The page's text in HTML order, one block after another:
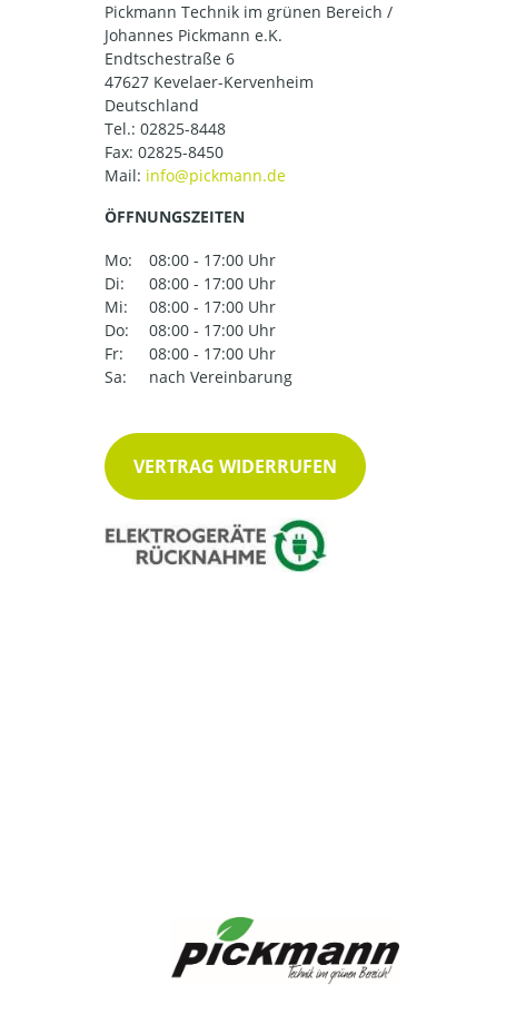
Pickmann Technik im grünen Bereich /
Johannes Pickmann e.K.
Endtschestraße 6
47627 Kevelaer-Kervenheim
Deutschland
Tel.: 02825-8448
Fax: 02825-8450
Mail:
ÖFFNUNGSZEITEN
Mo:
08:00 - 17:00 Uhr
Di:
08:00 - 17:00 Uhr
Mi:
08:00 - 17:00 Uhr
Do:
08:00 - 17:00 Uhr
Fr:
08:00 - 17:00 Uhr
Sa:
nach Vereinbarung
VERTRAG WIDERRUFEN